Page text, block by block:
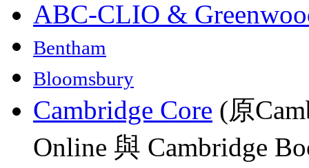
ABC-CLIO &
Bentham
Bloomsbury
Cambridge Core (原
Online 與 Cambridge